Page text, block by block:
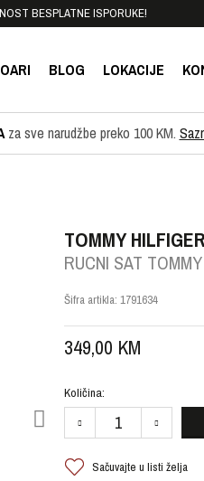
BESPLATNE ISPORUKE!
BLOG LOKACIJE
za sve narudžbe preko 100 KM.
TOMMY HILFIGER
RUCNI SAT
Šifra artikla: 1791634
349,00 KM
Količina:
Sačuvajte u listi želja